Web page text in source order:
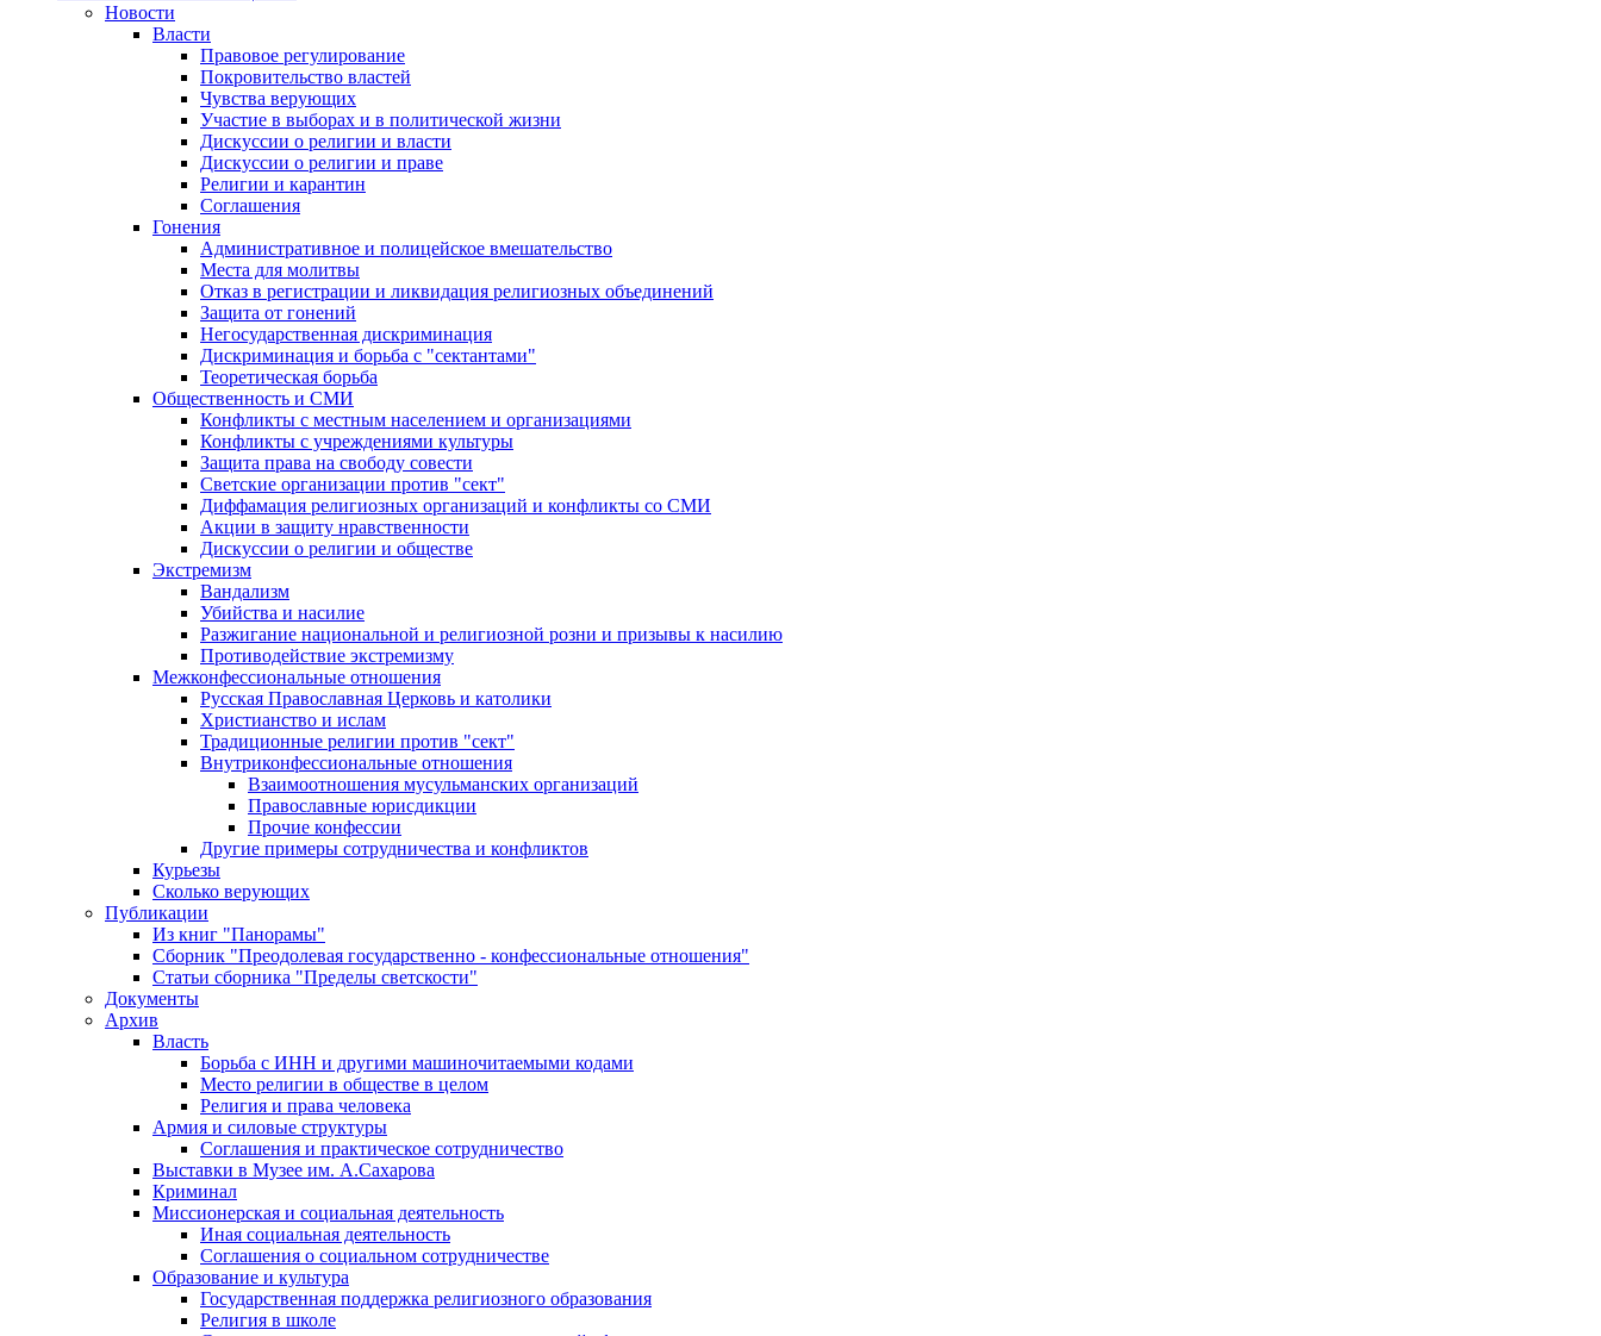
Новости
Власти
Правовое регулирование
Покровительство властей
Чувства верующих
Участие в выборах и в политической жизни
Дискуссии о религии и власти
Дискуссии о религии и праве
Религии и карантин
Соглашения
Гонения
Административное и полицейское вмешательство
Места для молитвы
Отказ в регистрации и ликвидация религиозных объединений
Защита от гонений
Негосударственная дискриминация
Дискриминация и борьба с "сектантами"
Теоретическая борьба
Общественность и СМИ
Конфликты с местным населением и организациями
Конфликты с учреждениями культуры
Защита права на свободу совести
Светские организации против "сект"
Диффамация религиозных организаций и конфликты со СМИ
Акции в защиту нравственности
Дискуссии о религии и обществе
Экстремизм
Вандализм
Убийства и насилие
Разжигание национальной и религиозной розни и призывы к насилию
Противодействие экстремизму
Межконфессиональные отношения
Русская Православная Церковь и католики
Христианство и ислам
Традиционные религии против "сект"
Внутриконфессиональные отношения
Взаимоотношения мусульманских организаций
Православные юрисдикции
Прочие конфессии
Другие примеры сотрудничества и конфликтов
Курьезы
Сколько верующих
Публикации
Из книг "Панорамы"
Сборник "Преодолевая государственно - конфессиональные отношения"
Статьи сборника "Пределы светскости"
Документы
Архив
Власть
Борьба с ИНН и другими машиночитаемыми кодами
Место религии в обществе в целом
Религия и права человека
Армия и силовые структуры
Соглашения и практическое сотрудничество
Выставки в Музее им. А.Сахарова
Криминал
Миссионерская и социальная деятельность
Иная социальная деятельность
Соглашения о социальном сотрудничестве
Образование и культура
Государственная поддержка религиозного образования
Религия в школе